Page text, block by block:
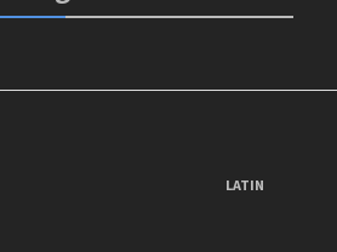
LATIN